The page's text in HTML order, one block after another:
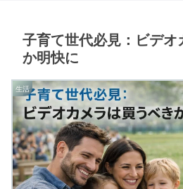
子育て世代必見：ビデオ
か明快に
生活